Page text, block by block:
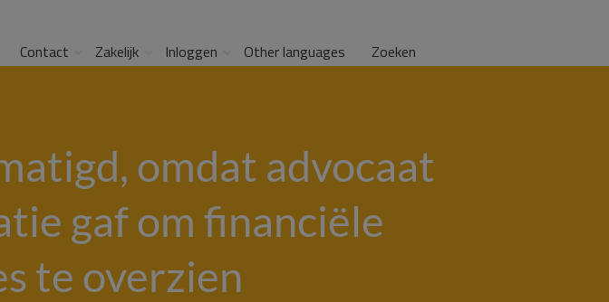
Contact Zakelijk Inloggen Other languages Zoeken
omdat advocaat
gaf om financiële
te overzien